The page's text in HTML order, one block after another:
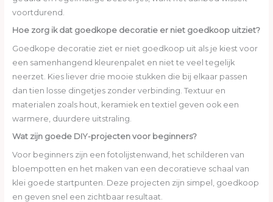
voortdurend.
Hoe zorg ik dat goedkope decoratie er niet goedkoop uitziet?
Goedkope decoratie ziet er niet goedkoop uit als je kiest voor
een samenhangend kleurenpalet en niet te veel tegelijk
neerzet. Kies liever drie mooie stukken die bij elkaar passen
dan tien losse dingetjes zonder verbinding. Textuur en
materialen zoals hout, keramiek en textiel geven ook een
warmere, duurdere uitstraling.
Wat zijn goede DIY-projecten voor beginners?
Voor beginners zijn een fotolijstenwand, het schilderen van
bloempotten en het maken van een decoratieve schaal van
klei goede startpunten. Deze projecten zijn simpel, goedkoop
en geven snel een zichtbaar resultaat.